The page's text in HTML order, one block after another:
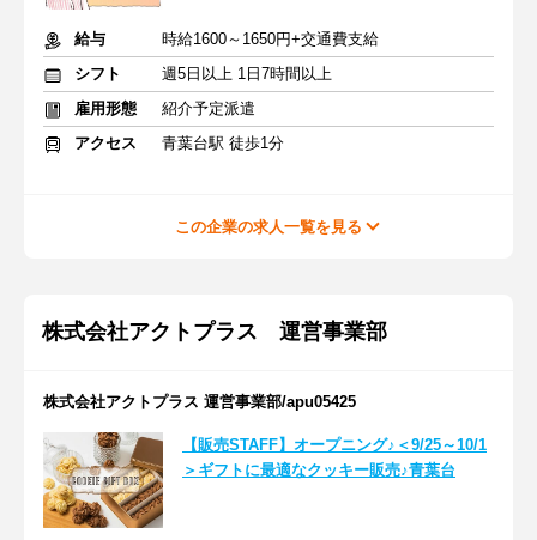
給与
時給1600～1650円+交通費支給
シフト
週5日以上 1日7時間以上
雇用形態
紹介予定派遣
アクセス
青葉台駅 徒歩1分
この企業の求人一覧を見る
株式会社アクトプラス 運営事業部
株式会社アクトプラス 運営事業部/apu05425
【販売STAFF】オープニング♪＜9/25～10/1
＞ギフトに最適なクッキー販売♪青葉台